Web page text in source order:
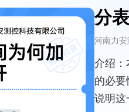
分
河南力安
介绍：
的必要
说明这